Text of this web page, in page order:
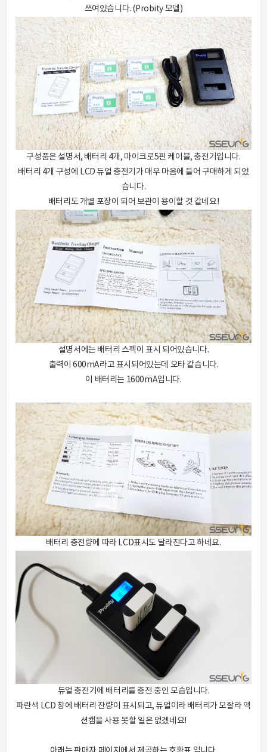
쓰여있습니다. (Probity 모델)
구성품은 설명서, 배터리 4개, 마이크로5핀 케이블, 충전기입니다.
배터리 4개 구성에 LCD 듀얼 충전기가 매우 마음에 들어 구매하게 되었
습니다.
배터리도 개별 포장이 되어 보관이 용이할 것 같네요!
설명서에는 배터리 스펙이 표시 되어있습니다.
출력이 600mA라고 표시되어있는데 오타 같습니다.
이 배터리는 1600mA입니다.
배터리 충전량에 따라 LCD표시도 달라진다고 하네요.
듀얼 충전기에 배터리를 충전 중인 모습입니다.
파란색 LCD 창에 배터리 잔량이 표시되고, 듀얼이라 배터리가 모잘라 액
션캠을 사용 못할 일은 없겠네요!